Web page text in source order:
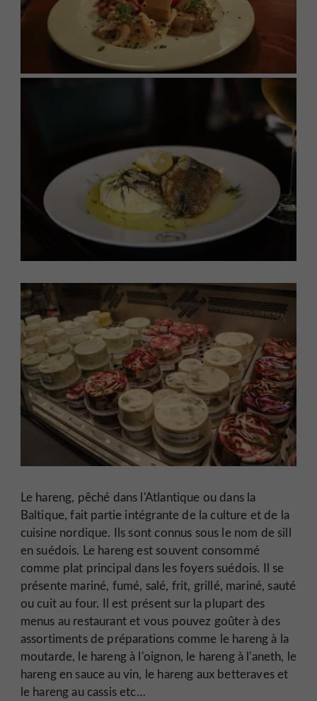
Le hareng, pêché dans l'Atlantique ou dans la
Baltique, fait partie intégrante de la culture et de la
cuisine nordique. Ils sont connus sous le nom de sill
en suédois. Le hareng est souvent consommé
comme plat principal dans les foyers suédois. Il se
présente mariné, fumé, salé, frit, grillé, mariné, sauté
ou cuit au four. Il est présent sur la plupart des
menus au restaurant et vous pouvez goûter à des
assortiments de préparations comme le hareng à la
moutarde, le hareng à l'oignon, le hareng à l'aneth, le
hareng en sauce au vin, le hareng aux betteraves et
le hareng au cassis etc…